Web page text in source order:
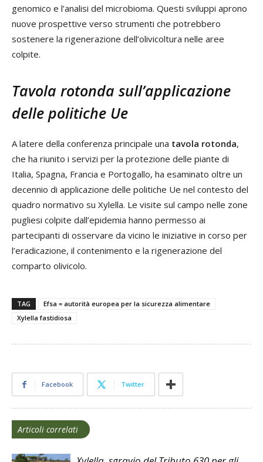
genomico e l’analisi del microbioma. Questi sviluppi aprono
nuove prospettive verso strumenti che potrebbero
sostenere la rigenerazione dell’olivicoltura nelle aree
colpite.
Tavola rotonda sull’applicazione
delle politiche Ue
A latere della conferenza principale una tavola rotonda,
che ha riunito i servizi per la protezione delle piante di
Italia, Spagna, Francia e Portogallo, ha esaminato oltre un
decennio di applicazione delle politiche Ue nel contesto del
quadro normativo su Xylella. Le visite sul campo nelle zone
pugliesi colpite dall’epidemia hanno permesso ai
partecipanti di osservare da vicino le iniziative in corso per
l’eradicazione, il contenimento e la rigenerazione del
comparto olivicolo.
TAG
Efsa = autorità europea per la sicurezza alimentare
Xylella fastidiosa
Facebook Twitter
Articoli correlati